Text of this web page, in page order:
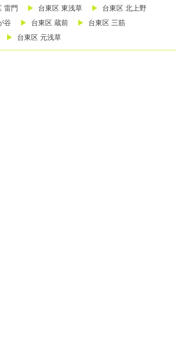
雷門 台東区 東浅草
台東区 北上野
谷 台東区 蔵前
台東区 三筋
台東区 元浅草